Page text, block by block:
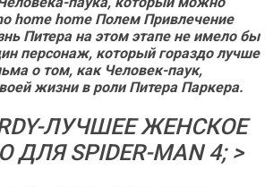
home home Полем Привлечение
Питера на этом этапе не имело бы
персонаж, который гораздо лучше
о том, как Человек-паук,
жизни в роли Питера Паркера.
ЛУЧШЕЕ ЖЕНСКОЕ
SPIDER-MAN 4; >